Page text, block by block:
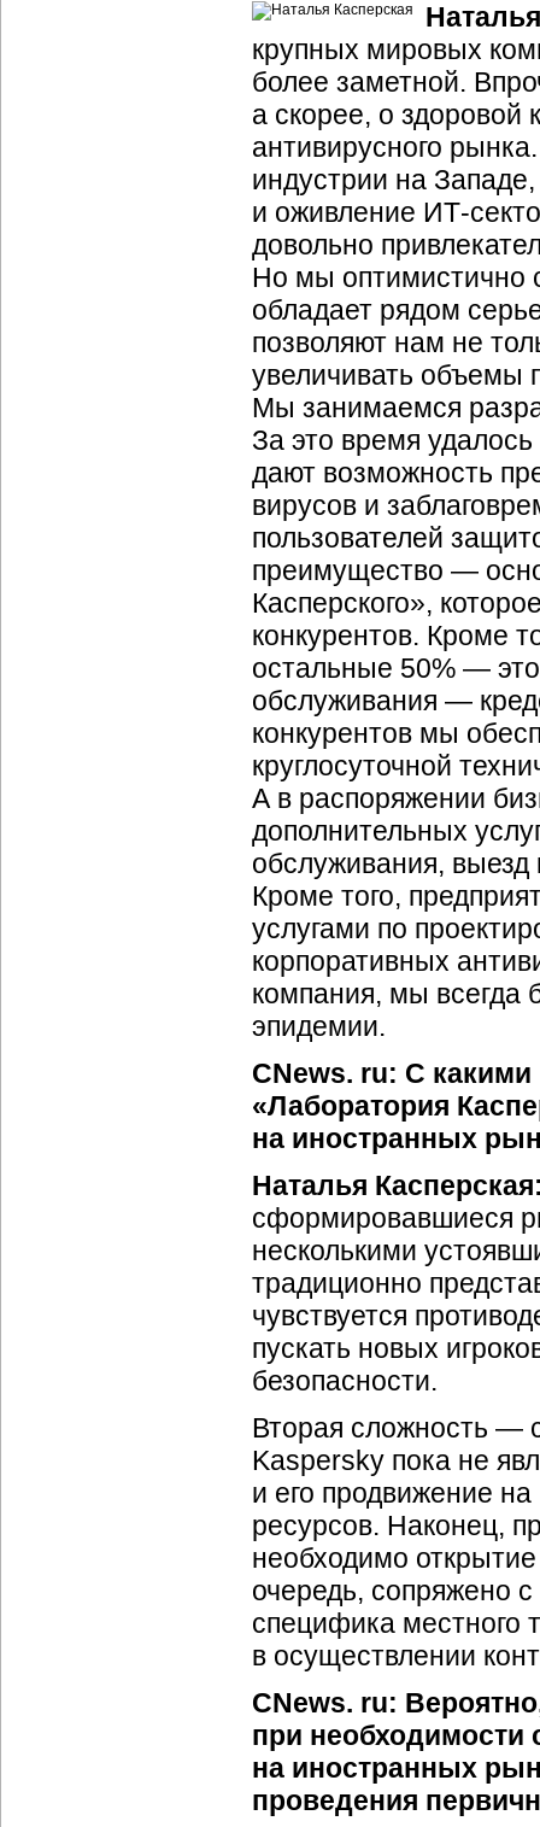
крупных мировых
более заметной.
а скорее, о здоровой
антивирусного
индустрии на
и оживление ИТ-
довольно
Но мы оптимистично
обладает рядом
позволяют нам не
увеличивать объемы
Мы занимаемся
За это время
дают возможность
вирусов и
пользователей
преимущество —
Касперского»,
конкурентов. Кроме
остальные 50% — это
обслуживания —
конкурентов мы
круглосуточной
А в распоряжении
дополнительных
обслуживания, выезд
Кроме того,
услугами по
корпоративных
компания, мы всегда
эпидемии.
CNews. ru: С
«Лаборатория
на иностранных
Наталья
сформировавшиеся
несколькими
традиционно
чувствуется
пускать новых
безопасности.
Вторая сложность —
Kaspersky пока не
и его продвижение
ресурсов. Наконец,
необходимо
очередь, сопряжено
специфика местного
в осуществлении
CNews. ru:
при необходимости
на иностранных
проведения